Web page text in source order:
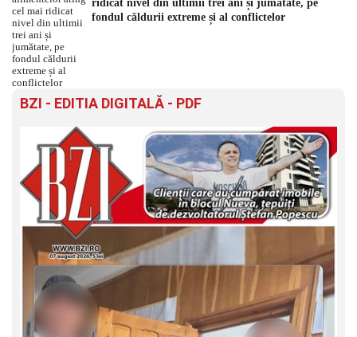
ridicat nivel din ultimii trei ani și jumătate, pe
fondul căldurii extreme și al conflictelor
BZI - EDITIA DIGITALĂ - PDF